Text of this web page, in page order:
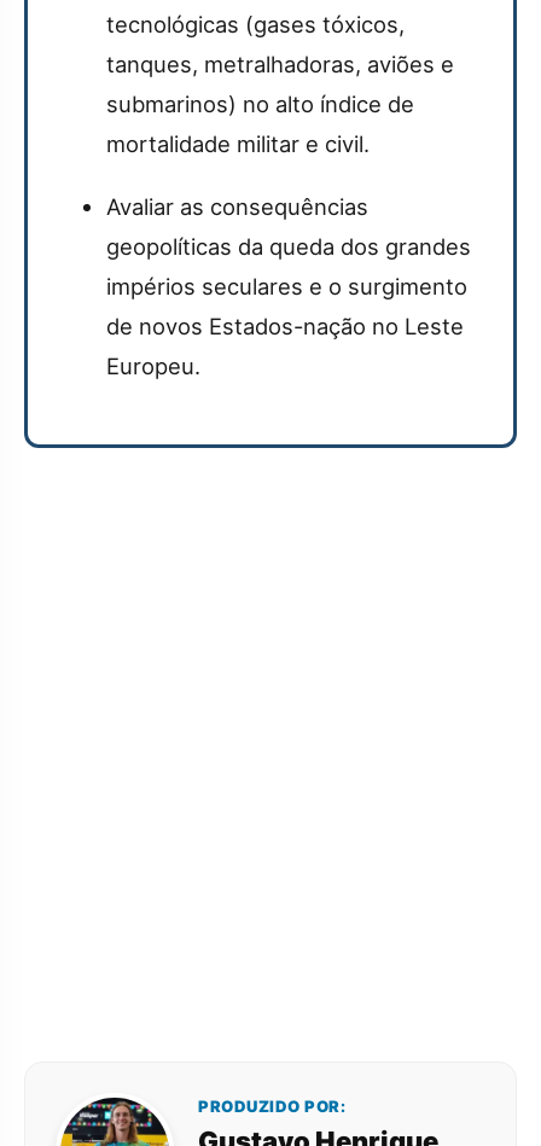
tecnológicas (gases tóxicos,
tanques, metralhadoras, aviões e
submarinos) no alto índice de
mortalidade militar e civil.
Avaliar as consequências
geopolíticas da queda dos grandes
impérios seculares e o surgimento
de novos Estados-nação no Leste
Europeu.
PRODUZIDO POR: